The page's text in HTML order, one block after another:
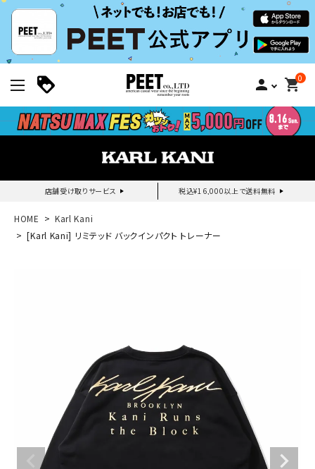
person 0
shopping_cart
店舗受け取りサービス 税込¥16,000以上で送料無料
新規会員登録｜ログイン
ブランドメニュー
スタイリング
HOME
Karl Kani
[Karl Kani] リミテッド バックインパクト トレーナー